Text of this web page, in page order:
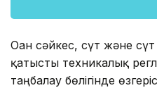
Оған сәйкес, сүт және сүт
қатысты техникалық
таңбалау бөлігінде